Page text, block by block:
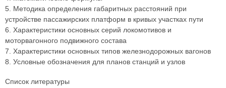
5. Методика определения габаритных расстояний при
устройстве пассажирских платформ в кривых участках пути
6. Характеристики основных серий локомотивов и
моторвагонного подвижного состава
7. Характеристики основных типов железнодорожных вагонов
8. Условные обозначения для планов станций и узлов
Список литературы